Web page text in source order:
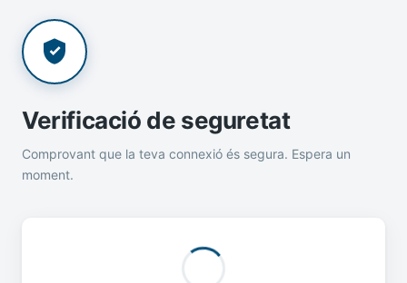
Verificació de seguretat
Comprovant que la teva connexió és segura. Espera un
moment.